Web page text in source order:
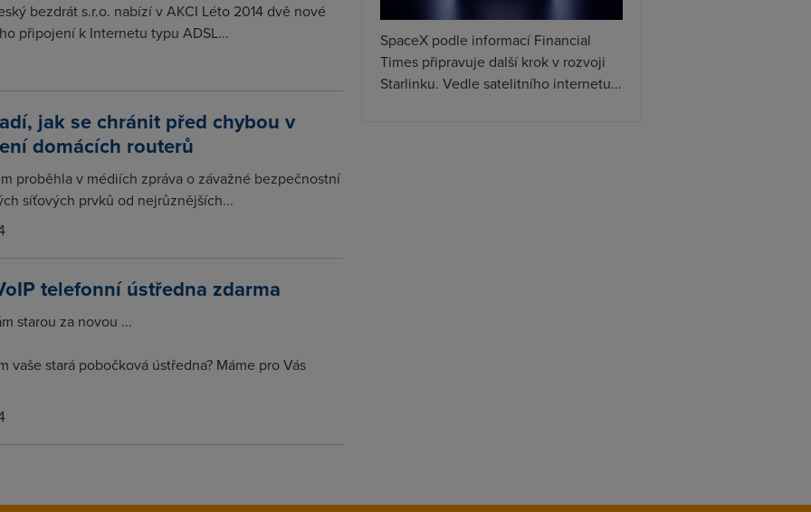
bezdrát s.r.o. nabízí v AKCI Léto 2014 dvě nové
připojení k Internetu typu ADSL...
jak se chránit před chybou v
domácích routerů
proběhla v médiích zpráva o závažné bezpečnostní
síťových prvků od nejrůznějších...
telefonní ústředna zdarma
starou za novou ...
vaše stará pobočková ústředna? Máme pro Vás
SpaceX podle informací Financial
Times připravuje další krok v rozvoji
Starlinku. Vedle satelitního internetu...